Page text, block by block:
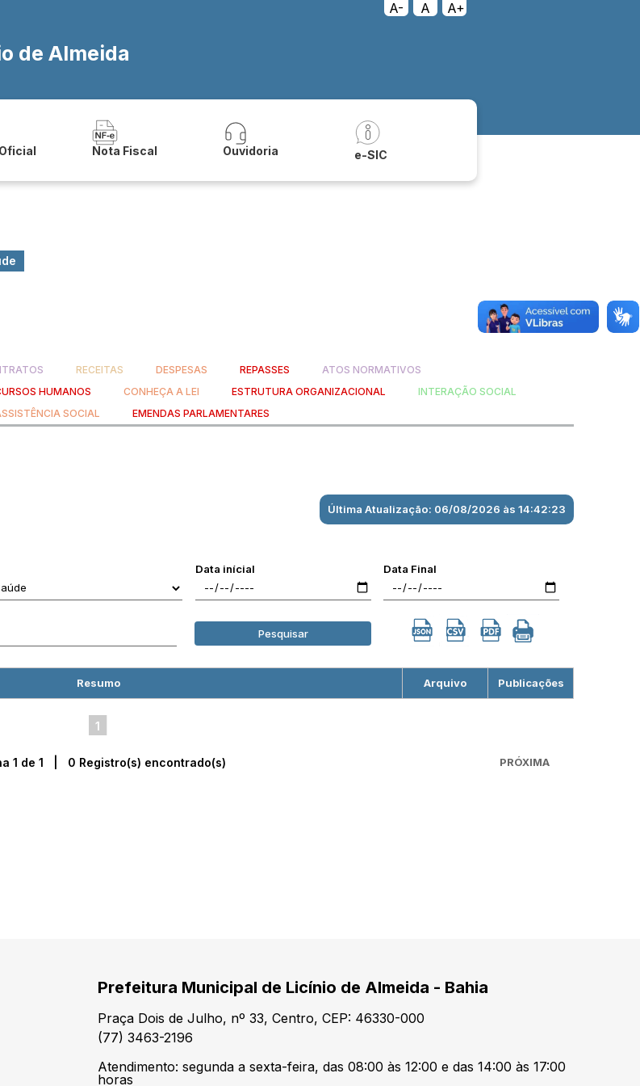
A- A
A+
de Almeida
Nota Fiscal Ouvidoria e-SIC
RECEITAS DESPESAS REPASSES
ATOS NORMATIVOS
HUMANOS CONHEÇA A LEI ESTRUTURA ORGANIZACIONAL
INTERAÇÃO SOCIAL
SOCIAL EMENDAS PARLAMENTARES
Última Atualização: 06/08/2026 às 14:42:23
Data inícial Data Final
Pesquisar
Resumo Arquivo Publicações
1
1 de 1 | 0 Registro(s) encontrado(s) PRÓXIMA
Prefeitura Municipal de Licínio de Almeida - Bahia
Praça Dois de Julho, nº 33, Centro, CEP: 46330-000
(77) 3463-2196
Atendimento: segunda a sexta-feira, das 08:00 às 12:00 e das 14:00 às 17:00
horas